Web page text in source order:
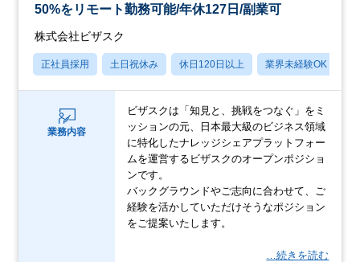
50%をリモート勤務可能/年休127日/副業可
株式会社ビザスク
正社員採用 土日祝休み 休日120日以上 業界未経験OK
業務内容
ビザスクは「知見と、挑戦をつなぐ」をミ
ッションの元、日本最大級のビジネス領域
に特化したナレッジシェアプラットフォー
ムを運営するビザスクのオープンポジショ
ンです。
バックグラウンドやご志向に合わせて、ご
経験を活かしていただけそうなポジション
をご提案いたします。
…続きを読む